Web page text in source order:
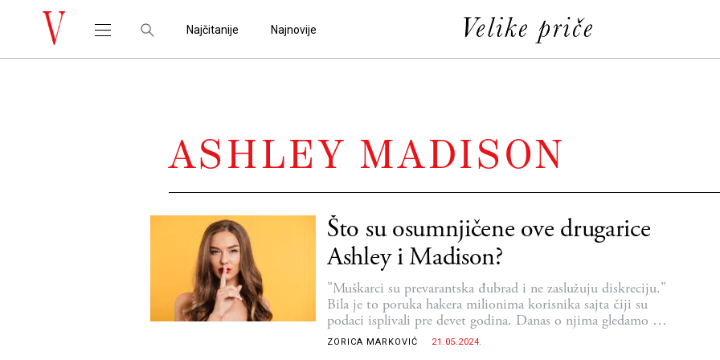
Najčitanije Najnovije
ASHLEY MADISON
Što su osumnjičene ove drugarice
Ashley i Madison?
"Muškarci su prevarantska đubrad i ne zaslužuju diskreciju."
Bila je to poruka hakera milionima korisnika sajta čiji su
podaci isplivali pre devet godina. Danas o njima gledamo na
Netfliksu
ZORICA MARKOVIĆ 21.05.2024.